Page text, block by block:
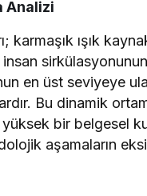
Analizi
karmaşık ışık
en üst seviyeye
Bu dinamik
bir belgesel
aşamaların